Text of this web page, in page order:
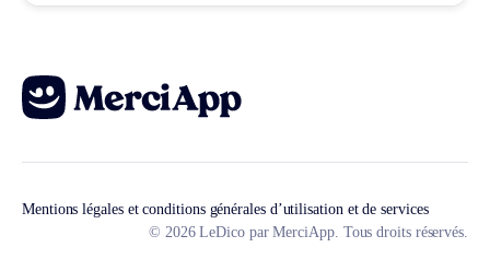
Mentions légales et conditions générales d’utilisation et de services
© 2026 LeDico par MerciApp. Tous droits réservés.